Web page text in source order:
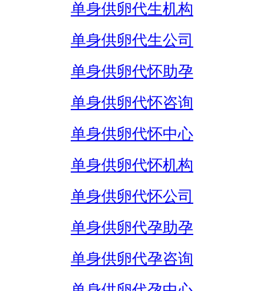
单身供卵代生机构
单身供卵代生公司
单身供卵代怀助孕
单身供卵代怀咨询
单身供卵代怀中心
单身供卵代怀机构
单身供卵代怀公司
单身供卵代孕助孕
单身供卵代孕咨询